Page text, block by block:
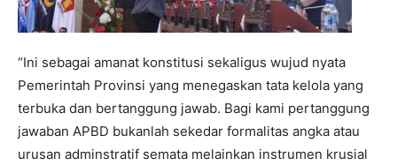
“Ini sebagai amanat konstitusi sekaligus wujud nyata
Pemerintah Provinsi yang menegaskan tata kelola yang
terbuka dan bertanggung jawab. Bagi kami pertanggung
jawaban APBD bukanlah sekedar formalitas angka atau
urusan adminstratif semata melainkan instrumen krusial